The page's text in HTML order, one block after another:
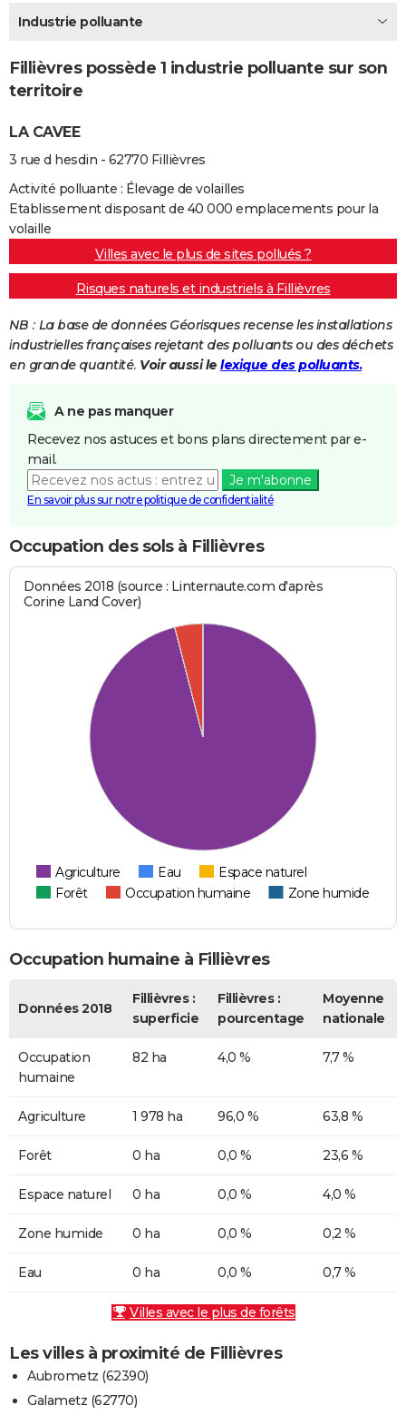
Destinations
City break
Voyage nature
Voyage de noces
Forum
Climat
+PHOTO
GUIDES D'ACHAT
BONS PLANS
CARTE DE VOEUX
Carte de Noël
Carte Bonne année
Carte Saint-Valentin
Carte Pâques
Carte d'anniversaire
DICTIONNAIRE
Dictionnaire
Biographies
Citations
Expressions
Proverbes
PROGRAMME TV
COPAINS D'AVANT
S'inscrire
Se connecter
Lycées
Collèges
Primaires
Universités
Entreprises
Service militaire
Avis de recherche
Bricolage
Lifestyle
Culture
Sport
Auto
Television
Voyage
Cinema
Industrie polluante
Fillièvres possède 1 industrie polluante sur son
territoire
LA CAVEE
3 rue d hesdin - 62770 Fillièvres
Activité polluante : Élevage de volailles
Etablissement disposant de 40 000 emplacements pour la
volaille
Villes avec le plus de sites pollués ?
Risques naturels et industriels à Fillièvres
NB : La base de données Géorisques recense les installations
industrielles françaises rejetant des polluants ou des déchets
en grande quantité. Voir aussi le lexique des polluants.
A ne pas manquer
Recevez nos astuces et bons plans directement par e-
mail.
Je m'abonne
En savoir plus sur notre politique de confidentialité
Occupation des sols à Fillièvres
Données 2018 (source : Linternaute.com d'après
Corine Land Cover)
Agriculture Eau
Espace naturel
Forêt
Occupation humaine Zone humide
Occupation humaine à Fillièvres
Données 2018
Fillièvres :
superficie
Fillièvres :
pourcentage
Moyenne
nationale
Occupation
humaine
82 ha 4,0 % 7,7 %
Agriculture 1 978 ha 96,0 % 63,8 %
Forêt 0 ha 0,0 % 23,6 %
Espace naturel 0 ha 0,0 % 4,0 %
Zone humide 0 ha 0,0 % 0,2 %
Eau 0 ha 0,0 % 0,7 %
Villes avec le plus de forêts
Les villes à proximité de Fillièvres
Aubrometz (62390)
Galametz (62770)